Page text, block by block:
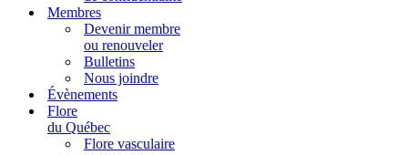
Membres
Devenir membre
ou renouveler
Bulletins
Nous joindre
Évènements
Flore
du Québec
Flore vasculaire